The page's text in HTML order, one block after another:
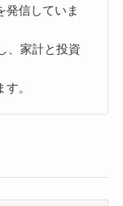
発信していま
、家計と投資
。